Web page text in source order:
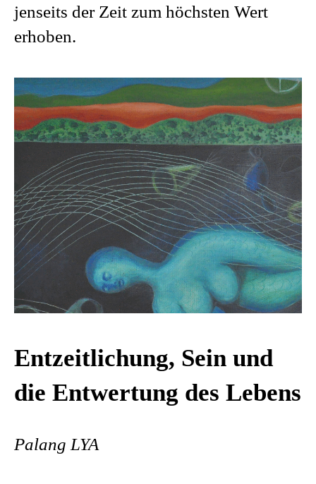
jenseits der Zeit zum höchsten Wert
erhoben.
Entzeitlichung, Sein und
die Entwertung des Lebens
Palang LYA